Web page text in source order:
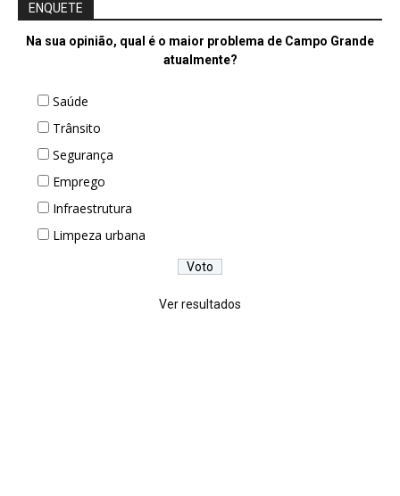
ENQUETE
Na sua opinião, qual é o maior problema de Campo Grande
atualmente?
Saúde
Trânsito
Segurança
Emprego
Infraestrutura
Limpeza urbana
Ver resultados